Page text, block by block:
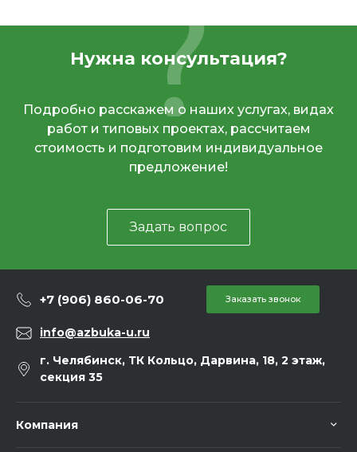
Нужна консультация?
Подробно расскажем о наших услугах, видах
работ и типовых проектах, рассчитаем
стоимость и подготовим индивидуальное
предложение!
Задать вопрос
+7 (906) 860-06-70 Заказать звонок
info@azbuka-u.ru
г. Челябинск, ТК Кольцо, Дарвина, 18, 2 этаж,
секция 35
Компания